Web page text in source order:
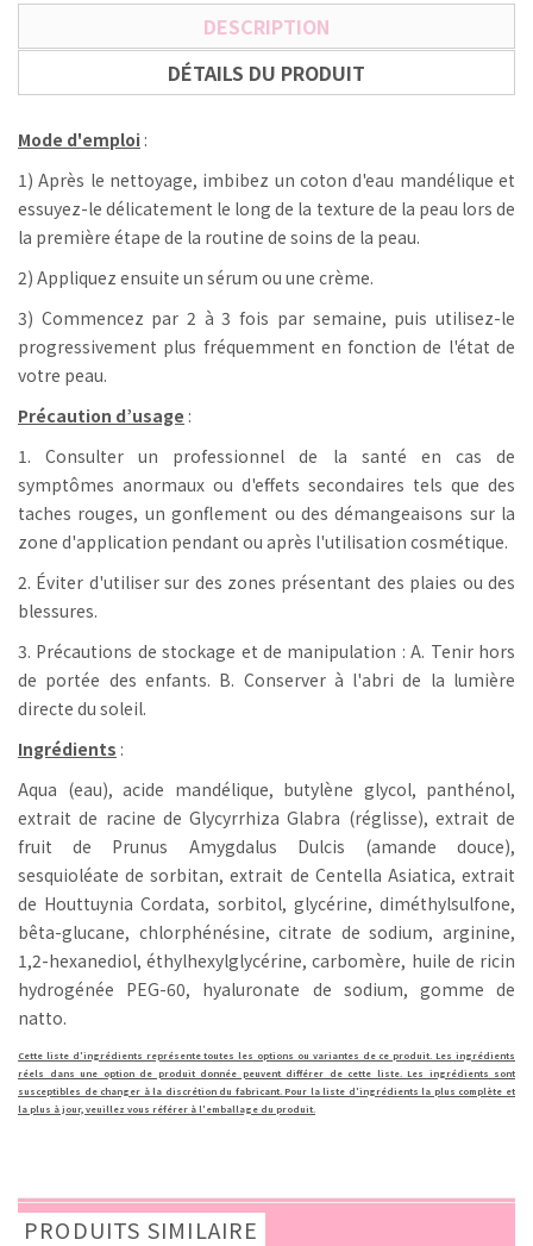
DESCRIPTION
DÉTAILS DU PRODUIT
Mode d'emploi :
1) Après le nettoyage, imbibez un coton d'eau mandélique et
essuyez-le délicatement le long de la texture de la peau lors de
la première étape de la routine de soins de la peau.
2) Appliquez ensuite un sérum ou une crème.
3) Commencez par 2 à 3 fois par semaine, puis utilisez-le
progressivement plus fréquemment en fonction de l'état de
votre peau.
Précaution d’usage :
1. Consulter un professionnel de la santé en cas de
symptômes anormaux ou d'effets secondaires tels que des
taches rouges, un gonflement ou des démangeaisons sur la
zone d'application pendant ou après l'utilisation cosmétique.
2. Éviter d'utiliser sur des zones présentant des plaies ou des
blessures.
3. Précautions de stockage et de manipulation : A. Tenir hors
de portée des enfants. B. Conserver à l'abri de la lumière
directe du soleil.
Ingrédients :
Aqua (eau), acide mandélique, butylène glycol, panthénol,
extrait de racine de Glycyrrhiza Glabra (réglisse), extrait de
fruit de Prunus Amygdalus Dulcis (amande douce),
sesquioléate de sorbitan, extrait de Centella Asiatica, extrait
de Houttuynia Cordata, sorbitol, glycérine, diméthylsulfone,
bêta-glucane, chlorphénésine, citrate de sodium, arginine,
1,2-hexanediol, éthylhexylglycérine, carbomère, huile de ricin
hydrogénée PEG-60, hyaluronate de sodium, gomme de
natto.
Cette liste d'ingrédients représente toutes les options ou variantes de ce produit. Les ingrédients
réels dans une option de produit donnée peuvent différer de cette liste. Les ingrédients sont
susceptibles de changer à la discrétion du fabricant. Pour la liste d'ingrédients la plus complète et
la plus à jour, veuillez vous référer à l'emballage du produit.
PRODUITS SIMILAIRE